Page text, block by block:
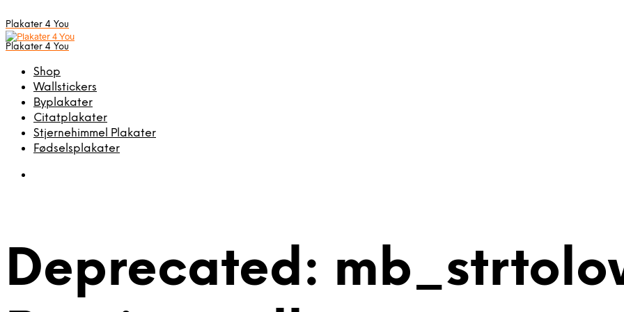
Plakater 4 You
Plakater 4 You
Shop
Wallstickers
Byplakater
Citatplakater
Stjernehimmel Plakater
Fødselsplakater
Deprecated: